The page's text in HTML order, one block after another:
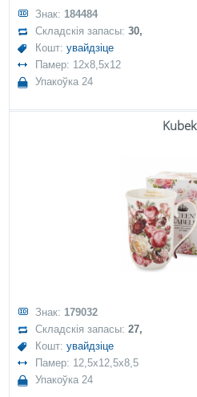
Знак: 184484
Складскія запасы:30,
Кошт:увайдзіце
Памер: 12x8,5x12
Упакоўка 24
Kubek
Знак: 179032
Складскія запасы:27,
Кошт:увайдзіце
Памер: 12,5x12,5x8,5
Упакоўка 24